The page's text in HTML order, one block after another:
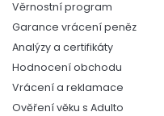
Věrnostní program
Garance vrácení peněz
Analýzy a certifikáty
Hodnocení obchodu
Vrácení a reklamace
Ověření věku s Adulto